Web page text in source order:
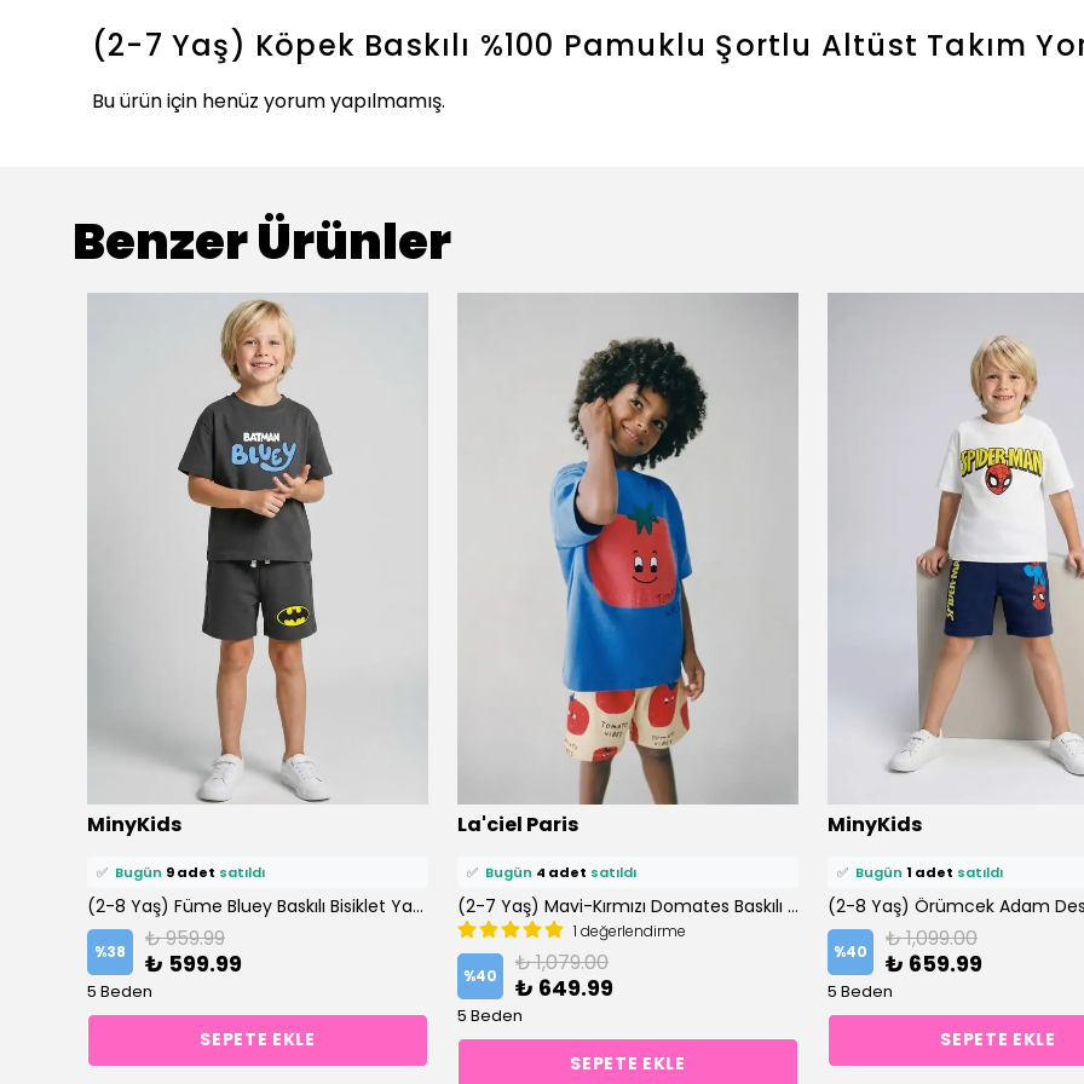
(2-7 Yaş) Köpek Baskılı %100 Pamuklu Şortlu Altüst Takım
Bu ürün için henüz yorum yapılmamış.
Benzer Ürünler
MinyKids
⭐️ Bu ürünü13 kişifavoriledi!
10 kişi
✅ Bugün 9 adet satıldı
(2-8 Yaş) Füme Bluey Baskılı Bisiklet Yaka %100 Pamuklu Şortlu Takım
%38 ₺ 959.99
₺ 599.99
5 Beden
SEPETE EKLE
La'ciel Paris
⭐️ Bu ürünü17 kişifavoriledi!
✅ Bugün 4 adet satıldı
(2-7 Yaş) Mavi-Kırmızı Domates Baskılı %100 Pamuklu Şortlu Altüst Takım
1 değerlendirme
%40 ₺ 1,079.00
₺ 649.99
5 Beden
SEPETE EKLE
MinyKids
⭐️
8 kişi
✅ Bugün 1 adet satıldı
%40 ₺ 1,099.00
₺ 659.99
5 Beden
SEPETE EKLE